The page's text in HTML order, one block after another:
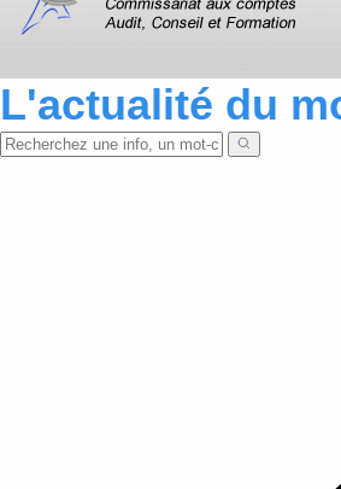
L'actualité du